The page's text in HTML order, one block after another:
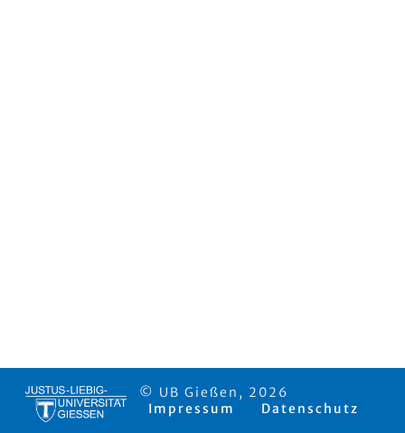
© UB Gießen, 2026
Impressum
Datenschutz